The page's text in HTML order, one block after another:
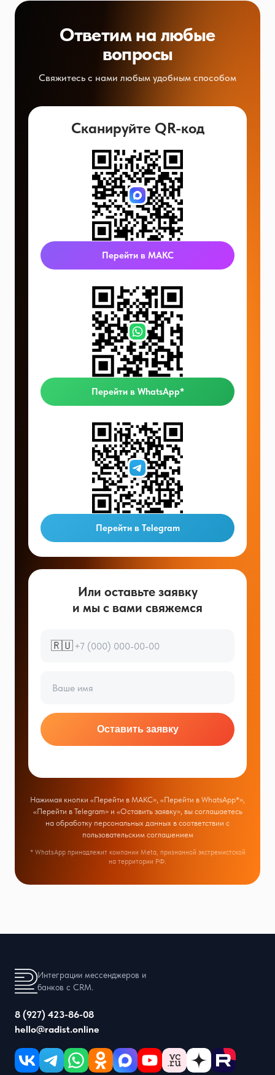
Ответим на любые
вопросы
Свяжитесь с нами любым удобным способом
Сканируйте QR-код
Перейти в МАКС
Перейти в WhatsApp*
Перейти в Telegram
Или оставьте заявку
и мы с вами свяжемся
🇷🇺
Оставить заявку
Нажимая кнопки «Перейти в МАКС», «Перейти в WhatsApp*»,
«Перейти в Telegram» и «Оставить заявку», вы соглашаетесь
на обработку персональных данных в соответствии с
пользовательским соглашением
* WhatsApp принадлежит компании Meta, признанной экстремистской
на территории РФ.
Интеграции мессенджеров и
банков с CRM.
8 (927) 423-86-08
hello@radist.online